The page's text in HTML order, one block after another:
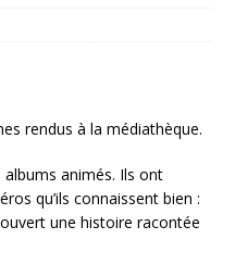
rendus à la médiathèque.
animés. Ils ont
qu’ils connaissent bien :
une histoire racontée